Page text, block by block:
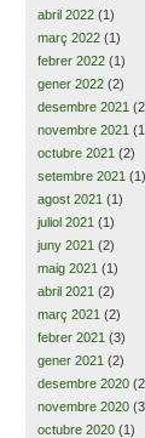
abril 2022 (1)
març 2022 (1)
febrer 2022 (1)
gener 2022 (2)
desembre 2021
novembre 2021
octubre 2021 (2)
setembre 2021 (1)
agost 2021 (1)
juliol 2021 (1)
juny 2021 (2)
maig 2021 (1)
abril 2021 (2)
març 2021 (2)
febrer 2021 (3)
gener 2021 (2)
desembre 2020
novembre 2020
octubre 2020 (1)